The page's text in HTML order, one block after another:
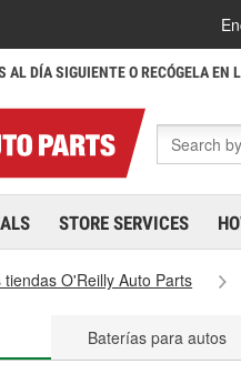
AL DÍA SIGUIENTE O RECÓGELA EN
STORE SERVICES
tiendas O'Reilly Auto Parts
Baterías para autos